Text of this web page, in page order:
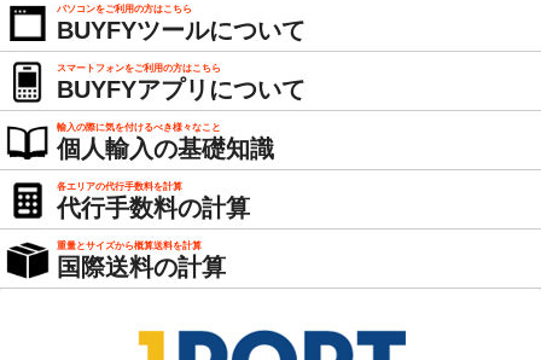
パソコンをご利用の方はこちら
BUYFYツールについて
スマートフォンをご利用の方はこちら
BUYFYアプリについて
輸入の際に気を付けるべき様々なこと
個人輸入の基礎知識
各エリアの代行手数料を計算
代行手数料の計算
重量とサイズから概算送料を計算
国際送料の計算